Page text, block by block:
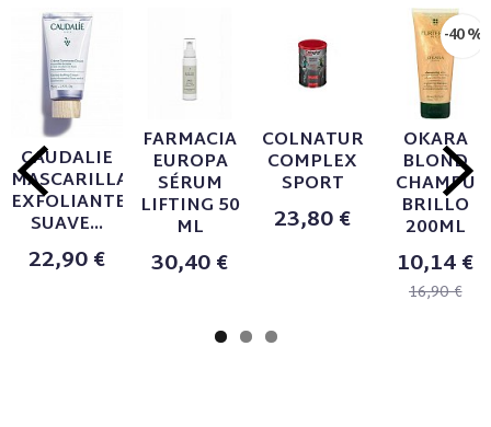
CAUDALIE
MASCARILLA
EXFOLIANTE
SUAVE...
22,90 €
FARMACIA
EUROPA
SÉRUM
LIFTING 50
ML
30,40 €
COLNATUR
COMPLEX
SPORT
23,80 €
-40 %
OKARA
BLOND
CHAMPU
BRILLO
200ML
10,14 €
16,90 €